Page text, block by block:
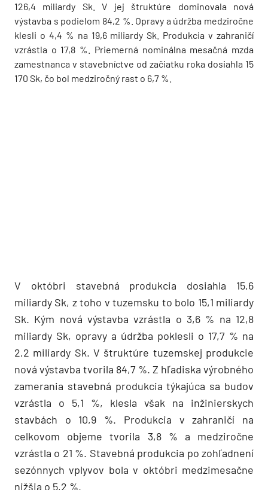
126,4 miliardy Sk. V jej štruktúre dominovala nová
výstavba s podielom 84,2 %. Opravy a údržba medziročne
klesli o 4,4 % na 19,6 miliardy Sk. Produkcia v zahraničí
vzrástla o 17,8 %. Priemerná nominálna mesačná mzda
zamestnanca v stavebníctve od začiatku roka dosiahla 15
170 Sk, čo bol medziročný rast o 6,7 %.
V októbri stavebná produkcia dosiahla 15,6
miliardy Sk, z toho v tuzemsku to bolo 15,1 miliardy
Sk. Kým nová výstavba vzrástla o 3,6 % na 12,8
miliardy Sk, opravy a údržba poklesli o 17,7 % na
2,2 miliardy Sk. V štruktúre tuzemskej produkcie
nová výstavba tvorila 84,7 %. Z hľadiska výrobného
zamerania stavebná produkcia týkajúca sa budov
vzrástla o 5,1 %, klesla však na inžinierskych
stavbách o 10,9 %. Produkcia v zahraničí na
celkovom objeme tvorila 3,8 % a medziročne
vzrástla o 21 %. Stavebná produkcia po zohľadnení
sezónnych vplyvov bola v októbri medzimesačne
nižšia o 5,2 %.